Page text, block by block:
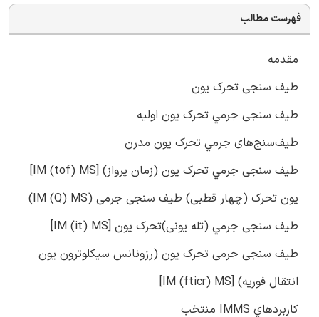
فهرست مطالب
مقدمه
طيف‌ سنجی تحرک يون
طيف‌ سنجی جرمي تحرک یون اولیه
طيف‌سنج‌های جرمي تحرک يون مدرن
طيف‌ سنجی جرمي تحرک یون (زمان پرواز) [IM (tof) MS]
یون تحرک (چهار قطبی) طيف‌ سنجی جرمی (IM (Q) MS)
طيف‌ سنجی جرمي (تله یونی)تحرک یون [IM (it) MS]
طيف‌ سنجی جرمی تحرک یون (رزونانس سیکلوترون یون
انتقال فوریه) [IM (fticr) MS]
کاربرد‌هاي IMMS منتخب